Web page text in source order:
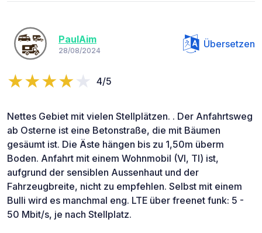
PaulAim
28/08/2024
Übersetzen
4/5
Nettes Gebiet mit vielen Stellplätzen. . Der Anfahrtsweg
ab Osterne ist eine Betonstraße, die mit Bäumen
gesäumt ist. Die Äste hängen bis zu 1,50m überm
Boden. Anfahrt mit einem Wohnmobil (VI, TI) ist,
aufgrund der sensiblen Aussenhaut und der
Fahrzeugbreite, nicht zu empfehlen. Selbst mit einem
Bulli wird es manchmal eng. LTE über freenet funk: 5 -
50 Mbit/s, je nach Stellplatz.